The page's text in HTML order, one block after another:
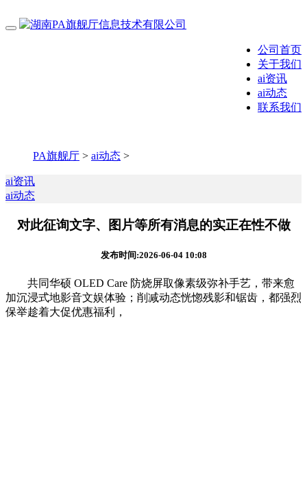
公司首页
关于我们
ai资讯
ai动态
联系我们
PA旗舰厅 > ai动态 >
ai资讯
ai动态
对此征询文字、图片等所有消息的实正在性不做
发布时间:2026-06-04 10:08
共同华硕 OLED Care 防烧屏取像素级弥补手艺，带来愈
加沉浸式地影音文娱体验；削减动态恍惚残影和锯齿，都强烈
保举趁着大促优惠福利，